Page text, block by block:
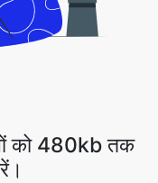
ड्रॉपबॉक्स/गूगल ड्राइव का